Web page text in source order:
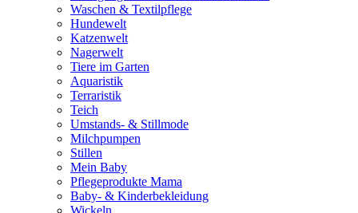
Waschen & Textilpflege
Hundewelt
Katzenwelt
Nagerwelt
Tiere im Garten
Aquaristik
Terraristik
Teich
Umstands- & Stillmode
Milchpumpen
Stillen
Mein Baby
Pflegeprodukte Mama
Baby- & Kinderbekleidung
Wickeln